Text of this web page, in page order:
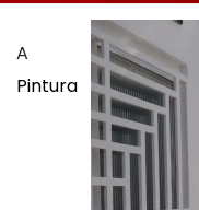
A
Pintura